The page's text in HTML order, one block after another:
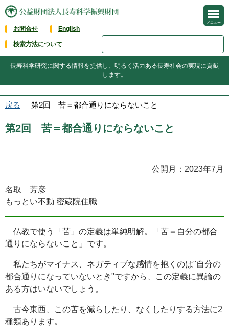
お問合せ English
検索方法について
メニュー
長寿科学研究に関する情報を提供し、明るく活力ある長寿社会の実現に貢献
します。
戻る 第2回 苦＝都合通りにならないこと
第2回 苦＝都合通りにならないこと
公開月：2023年7月
名取 芳彦
もっとい不動 密蔵院住職
仏教で使う「苦」の定義は単純明解。「苦＝自分の都合
通りにならないこと」です。
私たちがマイナス、ネガティブな感情を抱くのは"自分の
都合通りになっていないとき"ですから、この定義に異論の
ある方はいないでしょう。
古今東西、この苦を減らしたり、なくしたりする方法に2
種類あります。